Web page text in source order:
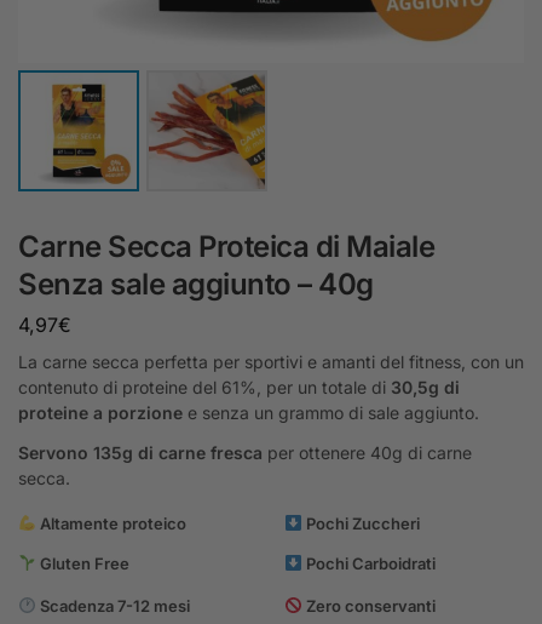
Carne Secca Proteica di Maiale
Senza sale aggiunto – 40g
4,97€
La carne secca perfetta per sportivi e amanti del fitness, con un
contenuto di proteine del 61%, per un totale di 30,5g di
proteine a porzione e senza un grammo di sale aggiunto.
Servono 135g di carne fresca per ottenere 40g di carne
secca.
Altamente proteico Pochi Zuccheri
Gluten Free Pochi Carboidrati
Scadenza 7-12 mesi Zero conservanti